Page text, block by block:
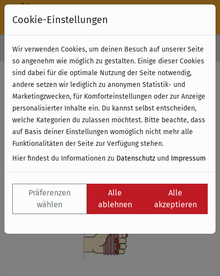
Kostenloser Versand & Retoure ab 49 € (innerhalb Deutschlands)
Cookie-Einstellungen
Wir verwenden Cookies, um deinen Besuch auf unserer Seite
so angenehm wie möglich zu gestalten. Einige dieser Cookies
sind dabei für die optimale Nutzung der Seite notwendig,
andere setzen wir lediglich zu anonymen Statistik- und
Marketingzwecken, für Komforteinstellungen oder zur Anzeige
personalisierter Inhalte ein. Du kannst selbst entscheiden,
welche Kategorien du zulassen möchtest. Bitte beachte, dass
auf Basis deiner Einstellungen womöglich nicht mehr alle
Funktionalitäten der Seite zur Verfügung stehen.
Hier findest du Informationen zu Datenschutz und Impressum
Präferenzen
wählen
Alle
ablehnen
Alle
akzeptieren